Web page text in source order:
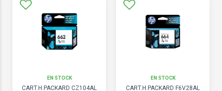
EN STOCK
CART.H.PACKARD CZ104AL
EN STOCK
CART.H.PACKARD F6V28AL